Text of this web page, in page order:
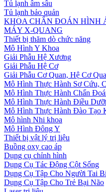
Tủ lạnh âm sâu
Tủ lạnh bảo quản
KHOA CHẨN ĐOÁN HÌNH
MÁY X-QUANG
Thiết bị thăm dò chức năng
Mô Hình Y Khoa
Giải Phẫu Hệ Xương
Giải Phẫu Hệ Cơ
Giải Phẫu Cơ Quan, Hệ Cơ
Mô Hình Thực Hành Sơ Cứu,
Mô Hình Thực Hành Chẩn
Mô Hình Thực Hành Điều
Mô Hình Thực Hành Đào Tạo
Mô hình Nhi khoa
Mô Hình Đông Y
Thiết bị vật lý trị liệu
Buồng oxy cao áp
Dụng cụ chỉnh hình
Dụng Cụ Tác Động Cột Sống
Dụng Cụ Tập Cho Người Tai
Dụng Cụ Tập Cho Trẻ Bại Não